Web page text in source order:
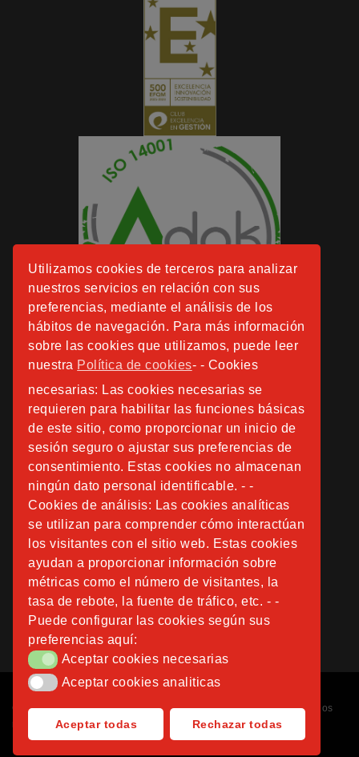
Utilizamos cookies de terceros para analizar
nuestros servicios en relación con sus
preferencias, mediante el análisis de los
hábitos de navegación. Para más información
sobre las cookies que utilizamos, puede leer
nuestra Política de cookies- - Cookies
necesarias: Las cookies necesarias se
requieren para habilitar las funciones básicas
de este sitio, como proporcionar un inicio de
sesión seguro o ajustar sus preferencias de
consentimiento. Estas cookies no almacenan
ningún dato personal identificable. - -
Cookies de análisis: Las cookies analíticas
se utilizan para comprender cómo interactúan
los visitantes con el sitio web. Estas cookies
ayudan a proporcionar información sobre
métricas como el número de visitantes, la
tasa de rebote, la fuente de tráfico, etc. - -
Puede configurar las cookies según sus
preferencias aquí:
Aceptar cookies necesarias
Aceptar cookies necesarias
Aceptar cookies analiticas
Aceptar cookies analiticas
Aceptar todas Rechazar todas
Copyright © 2026Fundación Instituto San José. Todos los derechos
reservados.
Diseñado porNubemedia.